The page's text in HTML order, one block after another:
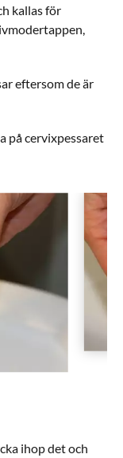
kallas för
eftersom de är
på cervixpessaret
Visa
ihop det och